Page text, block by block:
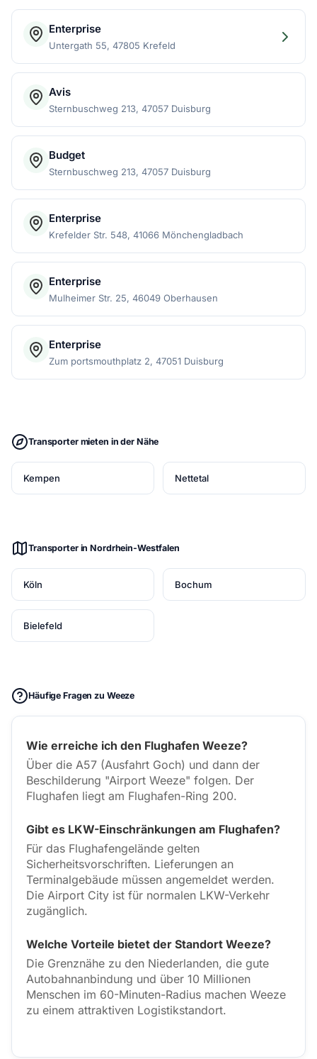
Enterprise
Untergath 55, 47805 Krefeld
Avis
Sternbuschweg 213, 47057 Duisburg
Budget
Sternbuschweg 213, 47057 Duisburg
Enterprise
Krefelder Str. 548, 41066 Mönchengladbach
Enterprise
Mulheimer Str. 25, 46049 Oberhausen
Enterprise
Zum portsmouthplatz 2, 47051 Duisburg
Transporter mieten in der Nähe
Kempen Nettetal
Transporter in Nordrhein-Westfalen
Köln Bochum
Bielefeld
Häufige Fragen zu Weeze
Wie erreiche ich den Flughafen Weeze?
Über die A57 (Ausfahrt Goch) und dann der
Beschilderung "Airport Weeze" folgen. Der
Flughafen liegt am Flughafen-Ring 200.
Gibt es LKW-Einschränkungen am Flughafen?
Für das Flughafengelände gelten
Sicherheitsvorschriften. Lieferungen an
Terminalgebäude müssen angemeldet werden.
Die Airport City ist für normalen LKW-Verkehr
zugänglich.
Welche Vorteile bietet der Standort Weeze?
Die Grenznähe zu den Niederlanden, die gute
Autobahnanbindung und über 10 Millionen
Menschen im 60-Minuten-Radius machen Weeze
zu einem attraktiven Logistikstandort.